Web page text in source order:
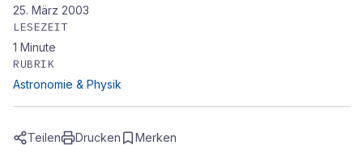
25. März 2003
LESEZEIT
1 Minute
RUBRIK
Astronomie & Physik
Teilen Drucken Merken